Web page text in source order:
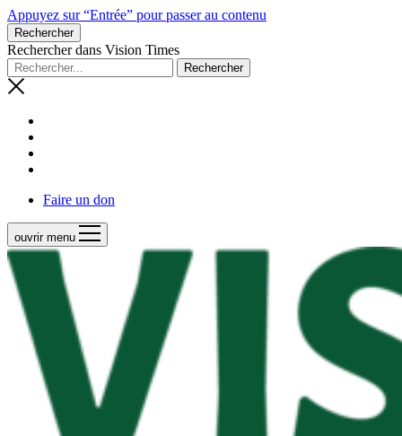
Appuyez sur “Entrée” pour passer au contenu
Rechercher
Rechercher dans Vision Times
Faire un don
ouvrir menu